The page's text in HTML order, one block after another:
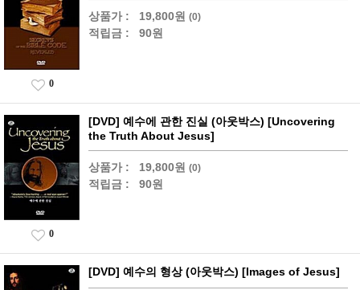
상품가 : 19,800원 (0)
적립금 : 90원
0
[DVD] 예수에 관한 진실 (아웃박스) [Uncovering
the Truth About Jesus]
상품가 : 19,800원 (0)
적립금 : 90원
0
[DVD] 예수의 형상 (아웃박스) [Images of Jesus]